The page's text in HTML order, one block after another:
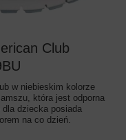
Club
w niebieskim kolorze
która jest odporna
dziecka posiada
na co dzień.